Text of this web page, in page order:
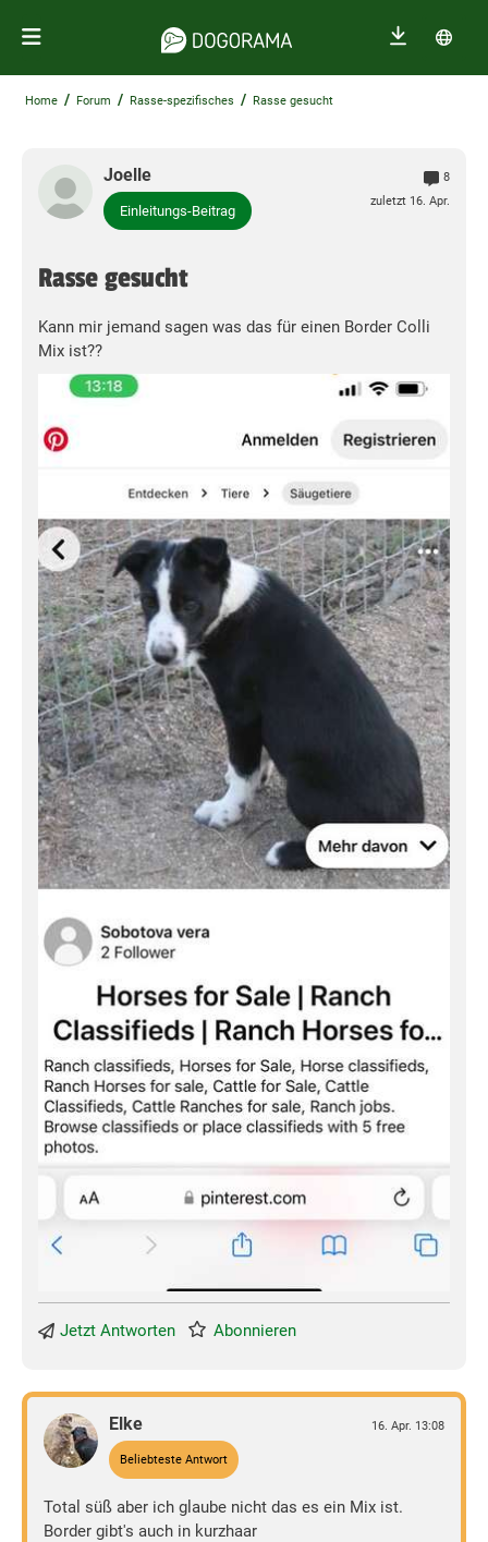
Home / Forum / Rasse-spezifisches / Rasse gesucht
Joelle
Einleitungs-Beitrag
8
zuletzt 16. Apr.
Rasse gesucht
Kann mir jemand sagen was das für einen Border Colli
Mix ist??
Jetzt Antworten Abonnieren
Elke
Beliebteste Antwort
16. Apr. 13:08
Total süß aber ich glaube nicht das es ein Mix ist.
Border gibt's auch in kurzhaar